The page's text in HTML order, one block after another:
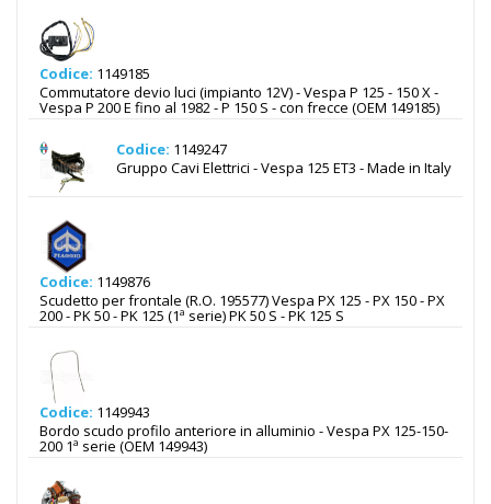
Codice: 1149185
Commutatore devio luci (impianto 12V) - Vespa P 125 - 150 X -
Vespa P 200 E fino al 1982 - P 150 S - con frecce (OEM 149185)
Codice: 1149247
Gruppo Cavi Elettrici - Vespa 125 ET3 - Made in Italy
Codice: 1149876
Scudetto per frontale (R.O. 195577) Vespa PX 125 - PX 150 - PX
200 - PK 50 - PK 125 (1ª serie) PK 50 S - PK 125 S
Codice: 1149943
Bordo scudo profilo anteriore in alluminio - Vespa PX 125-150-
200 1ª serie (OEM 149943)